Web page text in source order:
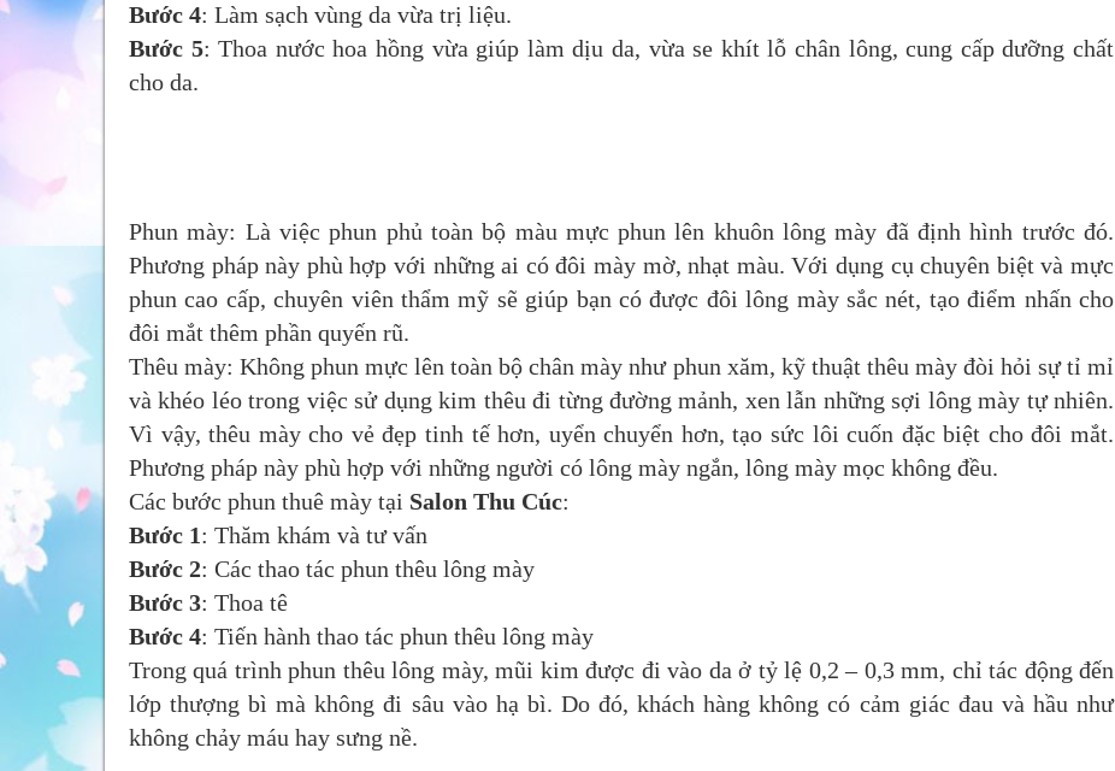
Bước 4: Làm sạch vùng da vừa trị liệu.
Bước 5: Thoa nước hoa hồng vừa giúp làm dịu da, vừa se khít lỗ chân lông, cung cấp dưỡng chất
cho da.
Phun mày: Là việc phun phủ toàn bộ màu mực phun lên khuôn lông mày đã định hình trước đó.
Phương pháp này phù hợp với những ai có đôi mày mờ, nhạt màu. Với dụng cụ chuyên biệt và mực
phun cao cấp, chuyên viên thẩm mỹ sẽ giúp bạn có được đôi lông mày sắc nét, tạo điểm nhấn cho
đôi mắt thêm phần quyến rũ.
Thêu mày: Không phun mực lên toàn bộ chân mày như phun xăm, kỹ thuật thêu mày đòi hỏi sự tỉ mỉ
và khéo léo trong việc sử dụng kim thêu đi từng đường mảnh, xen lẫn những sợi lông mày tự nhiên.
Vì vậy, thêu mày cho vẻ đẹp tinh tế hơn, uyển chuyển hơn, tạo sức lôi cuốn đặc biệt cho đôi mắt.
Phương pháp này phù hợp với những người có lông mày ngắn, lông mày mọc không đều.
Các bước phun thuê mày tại Salon Thu Cúc:
Bước 1: Thăm khám và tư vấn
Bước 2: Các thao tác phun thêu lông mày
Bước 3: Thoa tê
Bước 4: Tiến hành thao tác phun thêu lông mày
Trong quá trình phun thêu lông mày, mũi kim được đi vào da ở tỷ lệ 0,2 – 0,3 mm, chỉ tác động đến
lớp thượng bì mà không đi sâu vào hạ bì. Do đó, khách hàng không có cảm giác đau và hầu như
không chảy máu hay sưng nề.